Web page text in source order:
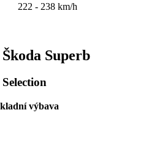
222 - 238 km/h
Superb
Selection
výbava